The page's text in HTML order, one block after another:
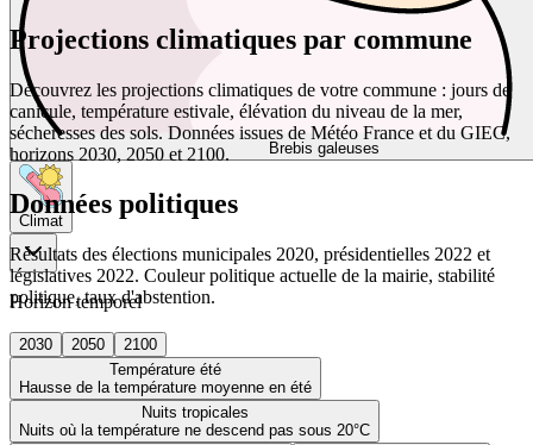
Brebis galeuses
Climat
Horizon temporel
2030 2050
2100
Température été
Hausse de la température moyenne en été
Nuits tropicales
Nuits où la température ne descend pas sous 20°C
Projections climatiques par commune
Découvrez les projections climatiques de votre commune : jours de
canicule, température estivale, élévation du niveau de la mer,
sécheresses des sols. Données issues de Météo France et du GIEC,
horizons 2030, 2050 et 2100.
Données politiques
Résultats des élections municipales 2020, présidentielles 2022 et
législatives 2022. Couleur politique actuelle de la mairie, stabilité
politique, taux d'abstention.